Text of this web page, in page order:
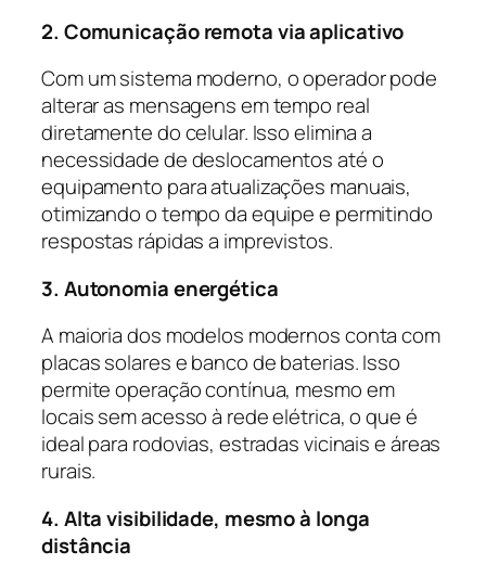
2. Comunicação remota via aplicativo
Com um sistema moderno, o operador pode
alterar as mensagens em tempo real
diretamente do celular. Isso elimina a
necessidade de deslocamentos até o
equipamento para atualizações manuais,
otimizando o tempo da equipe e permitindo
respostas rápidas a imprevistos.
3. Autonomia energética
A maioria dos modelos modernos conta com
placas solares e banco de baterias. Isso
permite operação contínua, mesmo em
locais sem acesso à rede elétrica, o que é
ideal para rodovias, estradas vicinais e áreas
rurais.
4. Alta visibilidade, mesmo à longa
distância